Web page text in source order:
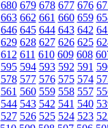
680 679 678 677 676
663 662 661 660 659
646 645 644 643 642
629 628 627 626 625
612 611 610 609 608
595 594 593 592 591
578 577 576 575 574
561 560 559 558 557
544 543 542 541 540
527 526 525 524 523